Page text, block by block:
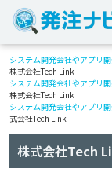
システム開発会社やアプリ
株式会社Tech Link
システム開発会社やアプリ
株式会社Tech Link
システム開発会社やアプリ
式会社Tech Link
株式会社Tech